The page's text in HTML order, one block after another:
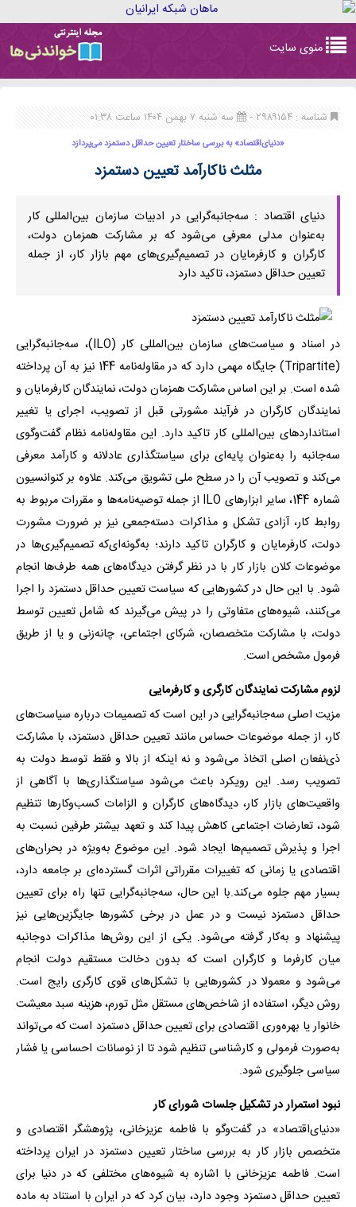
navigation
منوی سایت
شناسه : ۲۹۸۹۱۵۴ - سه شنبه ۷ بهمن ۱۴۰۴ ساعت ۰۱:۳۸
«دنیای‌اقتصاد» به بررسی ساختار تعیین حداقل دستمزد می‌پردازد
مثلث ناکارآمد تعیین دستمزد
دنیای اقتصاد : سه‌جانبه‌گرایی در ادبیات سازمان بین‌المللی کار
به‌عنوان مدلی معرفی می‌شود که بر مشارکت همزمان دولت،
کارگران و کارفرمایان در تصمیم‌گیری‌های مهم بازار کار، از جمله
تعیین حداقل دستمزد، تاکید دارد
در اسناد و سیاست‌های سازمان بین‌المللی کار (ILO)، سه‌جانبه‌گرایی
(Tripartite) جایگاه مهمی دارد که در مقاوله‌نامه 144 نیز به آن پرداخته
شده است. بر این اساس مشارکت همزمان دولت، نمایندگان کارفرمایان و
نمایندگان کارگران در فرآیند مشورتی قبل از تصویب، اجرای یا تغییر
استانداردهای بین‌المللی کار تاکید دارد. این مقاوله‌نامه نظام گفت‌وگوی
سه‌جانبه را به‌عنوان پایه‌ای برای سیاستگذاری عادلانه و کارآمد معرفی
می‌کند و تصویب آن را در سطح ملی تشویق می‌کند. علاوه بر کنوانسیون
شماره 144، سایر ابزارهای ILO از جمله توصیه‌نامه‌ها و مقررات مربوط به
روابط کار، آزادی تشکل و مذاکرات دسته‌جمعی نیز بر ضرورت مشورت
دولت، کارفرمایان و کارگران تاکید دارند؛ به‌‌گونه‌ای‌که تصمیم‌گیری‌ها در
موضوعات کلان بازار کار با در نظر گرفتن دیدگاه‌های همه طرف‌ها انجام
شود. با این حال در کشورهایی که سیاست تعیین حداقل دستمزد را اجرا
می‌کنند، شیوه‌های متفاوتی را در پیش می‌گیرند که شامل تعیین توسط
دولت، با مشارکت متخصصان، شرکای اجتماعی، چانه‌زنی و یا از طریق
فرمول مشخص است.
لزوم مشارکت نمایندگان کارگری و کارفرمایی
مزیت اصلی سه‌جانبه‌گرایی در این است که تصمیمات درباره سیاست‌های
کار، از جمله موضوعات حساس مانند تعیین حداقل دستمزد، با مشارکت
ذی‌نفعان اصلی اتخاذ می‌شود و نه اینکه از بالا و فقط توسط دولت به
تصویب رسد. این رویکرد باعث می‌شود سیاستگذاری‌ها با آگاهی از
واقعیت‌های بازار کار، دیدگاه‌های کارگران و الزامات کسب‌وکارها تنظیم
شود، تعارضات اجتماعی کاهش پیدا کند و تعهد بیشتر طرفین نسبت به
اجرا و پذیرش تصمیم‌ها ایجاد شود. این موضوع به‌ویژه در بحران‌های
اقتصادی یا زمانی که تغییرات مقرراتی اثرات گسترده‌ای بر جامعه دارد،
بسیار مهم جلوه می‌کند.با این حال، سه‌جانبه‌گرایی تنها راه برای تعیین
حداقل دستمزد نیست و در عمل در برخی کشورها جایگزین‌هایی نیز
پیشنهاد و به‌کار گرفته می‌شود. یکی از این روش‌ها مذاکرات دو‌جانبه
میان کارفرما و کارگران است که بدون دخالت مستقیم دولت انجام
می‌شود و معمولا در کشورهایی با تشکل‌های قوی کارگری رایج است.
روش دیگر، استفاده از شاخص‌های مستقل مثل تورم، هزینه سبد معیشت
خانوار یا بهره‌وری اقتصادی برای تعیین حداقل دستمزد است که می‌تواند
به‌صورت فرمولی و کارشناسی تنظیم شود تا از نوسانات احساسی یا فشار
سیاسی جلوگیری شود.
نبود استمرار در تشکیل جلسات شورای کار
«دنیای‌اقتصاد» در گفت‌وگو با فاطمه عزیزخانی، پژوهشگر اقتصادی و
متخصص بازار کار به بررسی ساختار تعیین دستمزد در ایران پرداخته
است. فاطمه عزیزخانی با اشاره به شیوه‌های مختلفی که در دنیا برای
تعیین حداقل دستمزد وجود دارد، بیان کرد که در ایران با استناد به ماده